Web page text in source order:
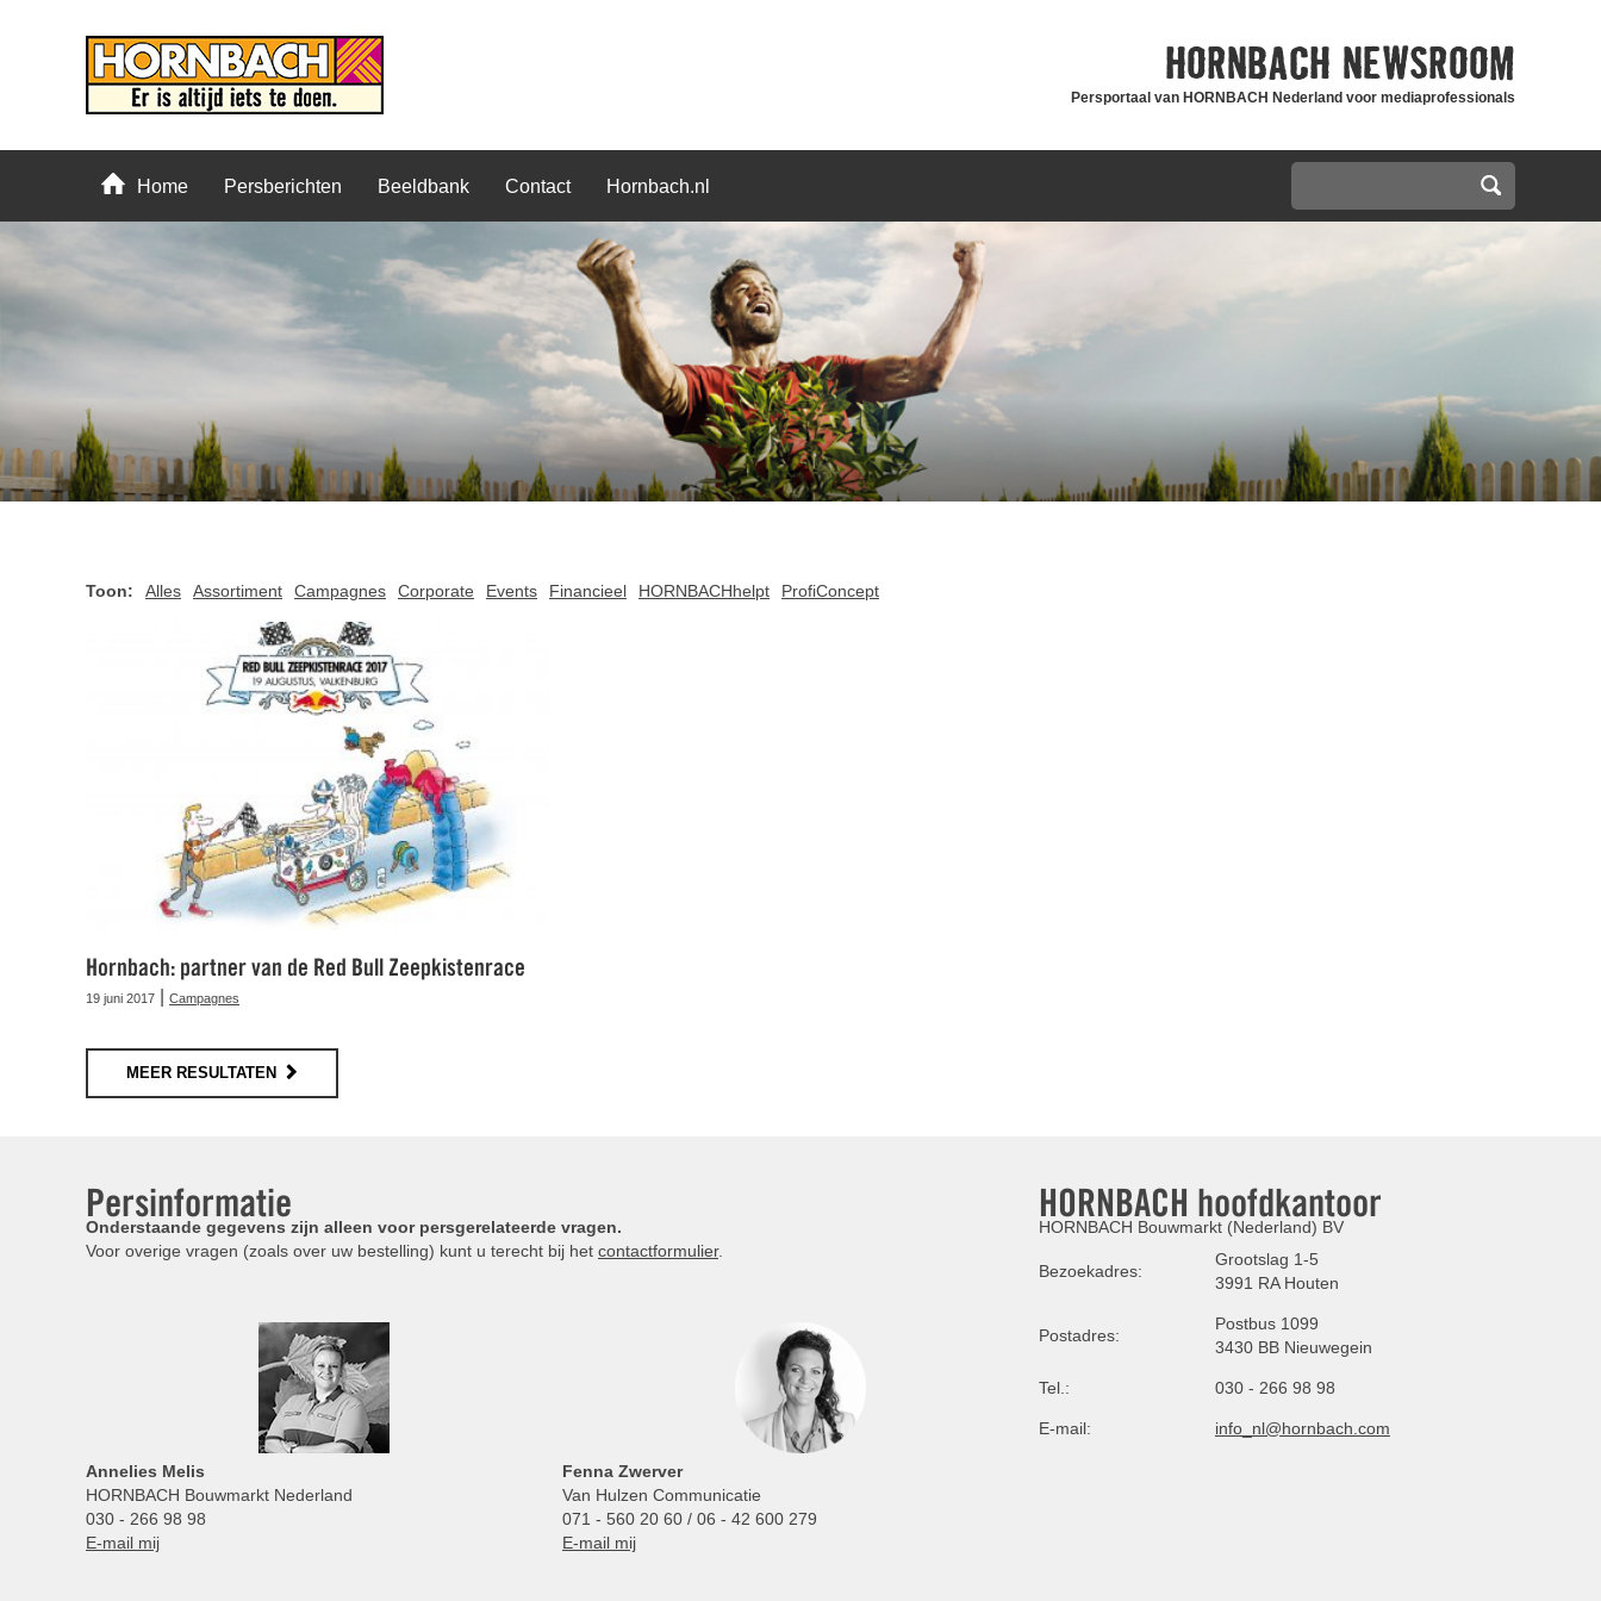
HORNBACH NEWSROOM
Persportaal van HORNBACH Nederland voor mediaprofessionals
Home Persberichten Beeldbank Contact Hornbach.nl
Toon: Alles Assortiment Campagnes Corporate Events Financieel HORNBACHhelpt ProfiConcept
Hornbach: partner van de Red Bull Zeepkistenrace
19 juni 2017 Campagnes
MEER RESULTATEN
Persinformatie
Onderstaande gegevens zijn alleen voor persgerelateerde vragen.
Voor overige vragen (zoals over uw bestelling) kunt u terecht bij het contactformulier.
Annelies Melis
HORNBACH Bouwmarkt Nederland
030 - 266 98 98
E-mail mij
Fenna Zwerver
Van Hulzen Communicatie
071 - 560 20 60 / 06 - 42 600 279
E-mail mij
HORNBACH hoofdkantoor
HORNBACH Bouwmarkt (Nederland) BV
Bezoekadres:
Grootslag 1-5
3991 RA Houten
Postadres:
Postbus 1099
3430 BB Nieuwegein
Tel.: 030 - 266 98 98
E-mail: info_nl@hornbach.com